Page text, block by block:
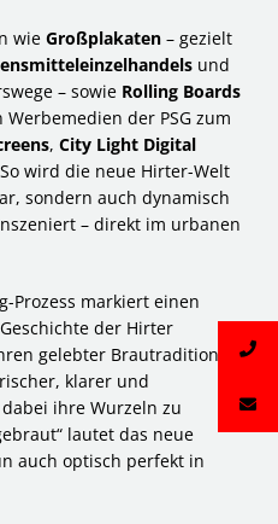
wie Großplakaten – gezielt
und
– sowie Rolling Boards
der PSG zum
, City Light Digital
wird die neue Hirter-Welt
sondern auch dynamisch
– direkt im urbanen
Prozess markiert einen
der Hirter
gelebter Brautradition
klarer und
ihre Wurzeln zu
lautet das neue
auch optisch perfekt in